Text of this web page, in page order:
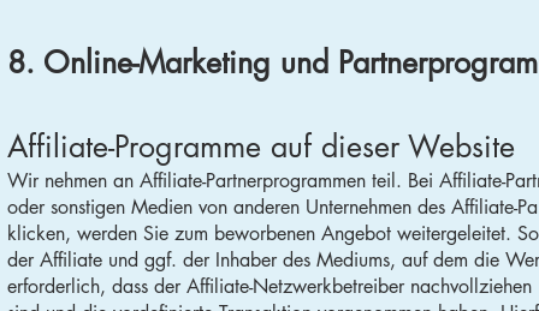
8. Online-Marketing und
Affiliate-Programme auf dieser Website
Wir nehmen an Affiliate-Partnerprogrammen teil. Bei Affiliate-
oder sonstigen Medien von anderen Unternehmen des Affiliate-
klicken, werden Sie zum beworbenen Angebot weitergeleitet.
der Affiliate und ggf. der Inhaber des Mediums, auf dem die
erforderlich, dass der Affiliate-Netzwerkbetreiber